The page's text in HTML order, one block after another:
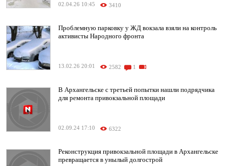
02.04.26 10:45 3410
Проблемную парковку у ЖД вокзала взяли на контроль
активисты Народного фронта
13.02.26 20:01 2582 1
В Архангельске с третьей попытки нашли подрядчика
для ремонта привокзальной площади
02.09.24 17:10 6322
Реконструкция привокзальной площади в Архангельске
превращается в унылый долгострой